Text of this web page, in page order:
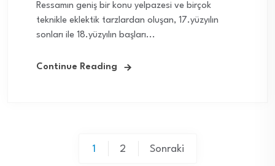
Ressamın geniş bir konu yelpazesi ve birçok
teknikle eklektik tarzlardan oluşan, 17.yüzyılın
sonları ile 18.yüzyılın başları...
Continue Reading
1 2 Sonraki